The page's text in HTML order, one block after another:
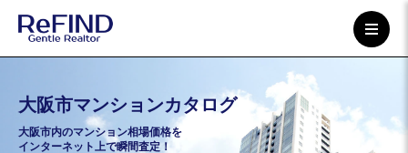
大阪市マンションカタログ
大阪市内のマンション相場価格を
インターネット上で瞬間査定！